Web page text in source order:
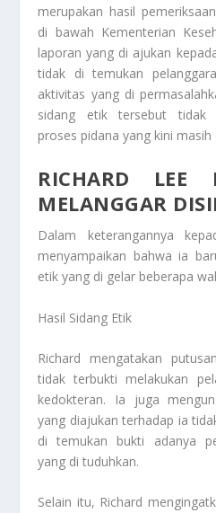
merupakan hasil
di bawah Kementerian
laporan yang di ajukan
tidak di temukan
aktivitas yang di
sidang etik tersebut tidak
proses pidana yang kini
RICHARD LEE
MELANGGAR
Dalam keterangannya
menyampaikan bahwa ia
etik yang di gelar beberapa
Hasil Sidang Etik
Richard mengatakan
tidak terbukti melakukan
kedokteran. Ia juga
yang diajukan terhadap ia
di temukan bukti adanya
yang di tuduhkan.
Selain itu, Richard